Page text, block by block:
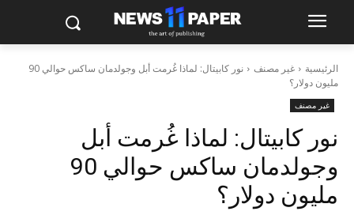
الرئيسية غير مصنف
نور كابيتال: لماذا غُرمت أبل وجولدمان ساكس حوالي 90
مليون دولار؟
غير مصنف
نور كابيتال: لماذا غُرمت أبل
وجولدمان ساكس حوالي 90
مليون دولار؟